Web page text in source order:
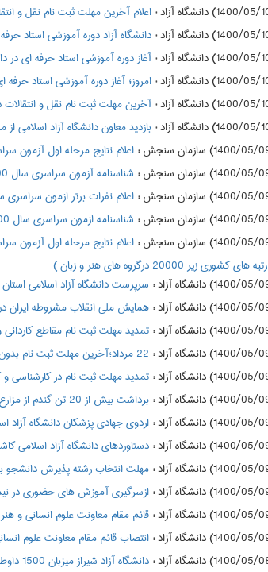
: اعلام آخرین مهلت ثبت نام نقل و
: دانشگاه آزاد دوره آموزشی استاد
: آغاز دوره آموزشی استاد حرفه ای در
: امروز؛ آغاز دوره آموزشی استاد حرفه
: آخرین مهلت ثبت نام نقل و انتقالات
: بازدید معاون دانشگاه آزاد اسلامی
: اعلام نتايج مرحله اول آزمون
: شناسنامه آزمون سراسری سال 1400
: اعلام نفرات برتر ازمون سراسري سال
: شناسنامه ازمون سراسري سال 1400
:
های کشوری زیر 20000 درگروه های هنر و زبان )
: سرپرست دانشگاه آزاد اسلامی
: همایش ملی انقلاب مشروطه ایران در
: تمدید مهلت ثبت نام مقاطع
: 22 مرداد؛آخرین مهلت ثبت نام بدون آزمون کارشناسی ارشد دانشگاه آزاد
: تمدید مهلت ثبت نام در کارشناسی و
: برداشت بیش از 20 تن گندم از مزارع کشاورزی دانشگاه آزاد اسلامی واحد اقلید
: اردوی جهادی پزشکان دانشگاه
: دستاوردهای دانشگاه آزاد اسلامی کاشان در
: مهلت انتخاب رشته پذیرش دانشجو
: ازسرگیری آموزش های حضوری در
: قائم مقام معاونت علوم انسانی و
: انتصاب قائم مقام معاونت علوم
: دانشگاه آزاد شیراز میزبان 1500 داوطلب در کنکور ارشد بود